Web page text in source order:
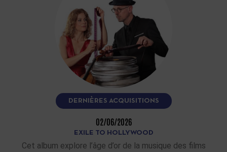
DERNIÈRES ACQUISITIONS
02/06/2026
EXILE TO HOLLYWOOD
Cet album explore l’âge d’or de la musique des films